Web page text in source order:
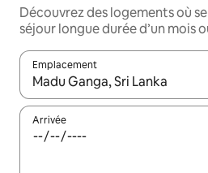
Découvrez des logements où
séjour longue durée d’un mois
Emplacement
Quand les résultats sont
Arrivée